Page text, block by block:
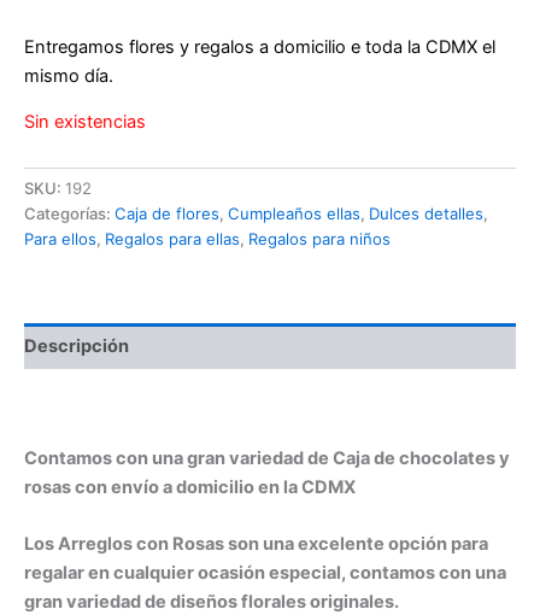
Entregamos flores y regalos a domicilio e toda la CDMX el
mismo día.
Sin existencias
SKU: 192
Categorías: Caja de flores, Cumpleaños ellas, Dulces detalles,
Para ellos, Regalos para ellas, Regalos para niños
Descripción
Contamos con una gran variedad de Caja de chocolates y
rosas con envío a domicilio en la CDMX
Los Arreglos con Rosas son una excelente opción para
regalar en cualquier ocasión especial, contamos con una
gran variedad de diseños florales originales.